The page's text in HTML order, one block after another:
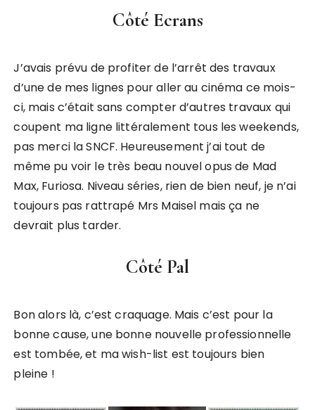
Côté Ecrans
J’avais prévu de profiter de l’arrêt des travaux
d’une de mes lignes pour aller au cinéma ce mois-
ci, mais c’était sans compter d’autres travaux qui
coupent ma ligne littéralement tous les weekends,
pas merci la SNCF. Heureusement j’ai tout de
même pu voir le très beau nouvel opus de Mad
Max, Furiosa. Niveau séries, rien de bien neuf, je n’ai
toujours pas rattrapé Mrs Maisel mais ça ne
devrait plus tarder.
Côté Pal
Bon alors là, c’est craquage. Mais c’est pour la
bonne cause, une bonne nouvelle professionnelle
est tombée, et ma wish-list est toujours bien
pleine !